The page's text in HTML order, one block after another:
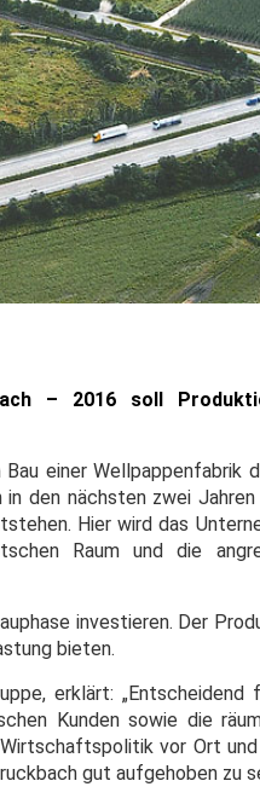
– 2016 soll
einer Wellpappenfabrik
den nächsten zwei
Hier wird das
Raum und die
investieren. Der
bieten.
erklärt: „Entscheidend
Kunden sowie die
vor Ort
gut aufgehoben zu